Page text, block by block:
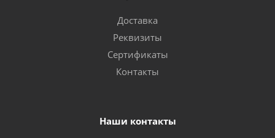
Доставка
Реквизиты
Сертификаты
Контакты
Наши контакты